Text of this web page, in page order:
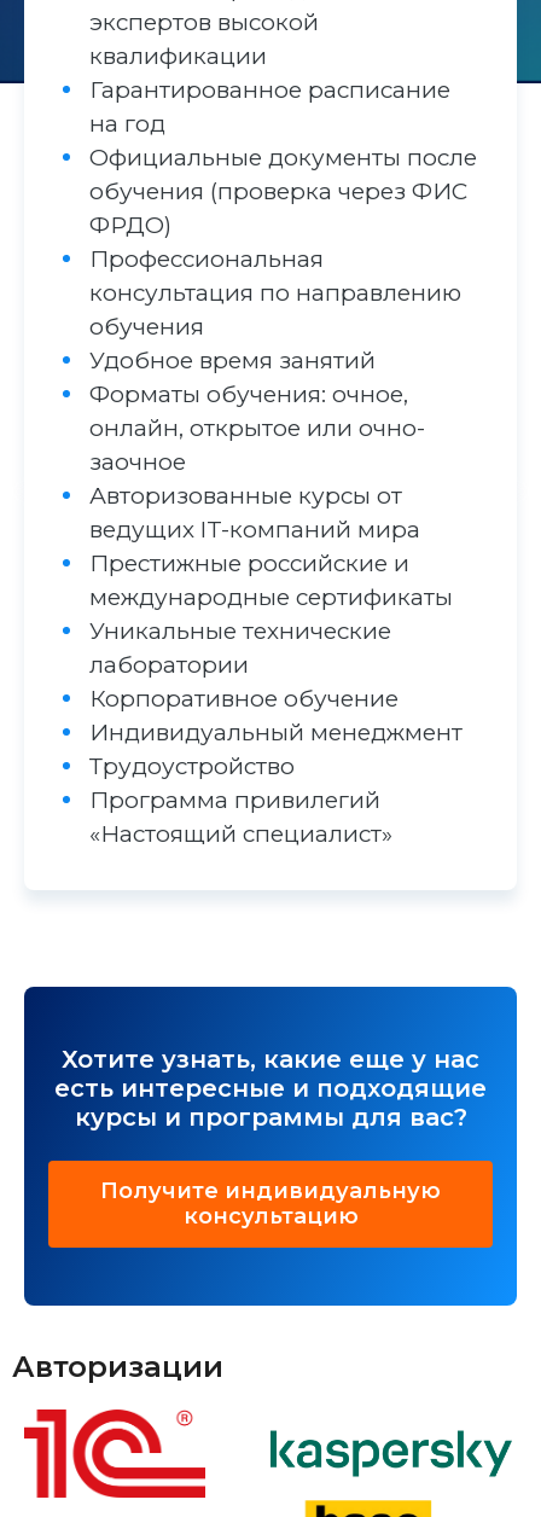
экспертов высокой
квалификации
Гарантированное расписание
на год
Официальные документы после
обучения (проверка через ФИС
ФРДО)
Профессиональная
консультация по направлению
обучения
Удобное время занятий
Форматы обучения: очное,
онлайн, открытое или очно-
заочное
Авторизованные курсы от
ведущих IT-компаний мира
Престижные российские и
международные сертификаты
Уникальные технические
лаборатории
Корпоративное обучение
Индивидуальный менеджмент
Трудоустройство
Программа привилегий
«Настоящий специалист»
Хотите узнать, какие еще у нас
есть интересные и подходящие
курсы и программы для вас?
Получите индивидуальную
консультацию
Авторизации